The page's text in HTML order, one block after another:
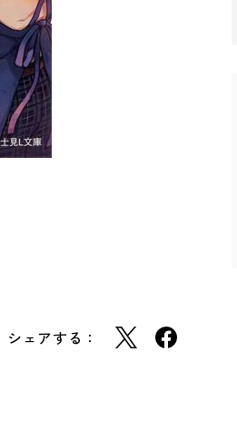
シェアする：